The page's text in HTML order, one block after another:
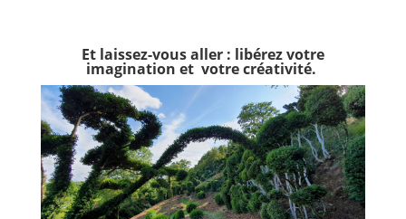
Et laissez-vous aller : libérez votre
imagination et votre créativité.